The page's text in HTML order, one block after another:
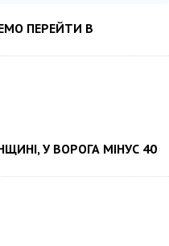
ПЕРЕЙТИ В
У ВОРОГА МІНУС 40